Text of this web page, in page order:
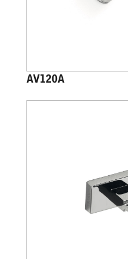
AV120A